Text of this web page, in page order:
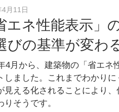
月11日
エネ性能表示」
びの基準が変わ
4月から、建築物の「省エネ
しました。これまでわかり
見える化されることにより
りそうです。